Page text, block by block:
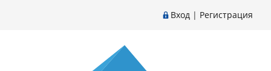
Вход | Регистрация